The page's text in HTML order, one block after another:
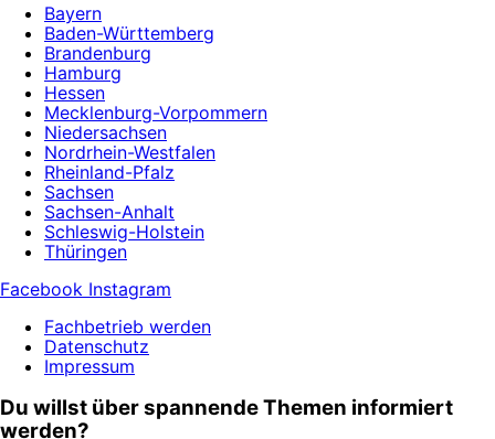
Bayern
Baden-Württemberg
Brandenburg
Hamburg
Hessen
Mecklenburg-Vorpommern
Niedersachsen
Nordrhein-Westfalen
Rheinland-Pfalz
Sachsen
Sachsen-Anhalt
Schleswig-Holstein
Thüringen
Facebook Instagram
Fachbetrieb werden
Datenschutz
Impressum
Du willst über spannende Themen informiert
werden?